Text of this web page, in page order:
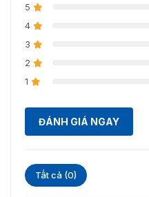
người
dùng
lượng
giao
Độ dài
mật
Tốc độ
5
4
3
2
1
ĐÁNH GIÁ NGAY
Tất cả (0)